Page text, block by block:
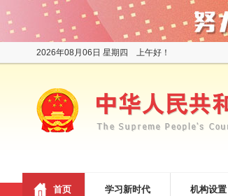
2026年08月06日 星期四 上午好！
首页 学习新时代 机构设置